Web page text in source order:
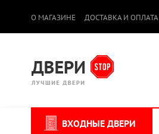
О МАГАЗИНЕ ДОСТАВКА И ОПЛАТА
ВХОДНЫЕ ДВЕРИ